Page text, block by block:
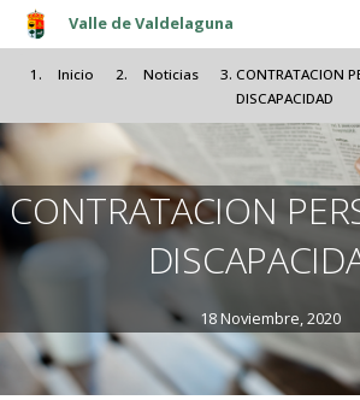
Pasar al contenido
Valle de Valdelaguna
Inicio Noticias
CONTRATACION
DISCAPACIDAD
CONTRATACION
18 Noviembre, 2020